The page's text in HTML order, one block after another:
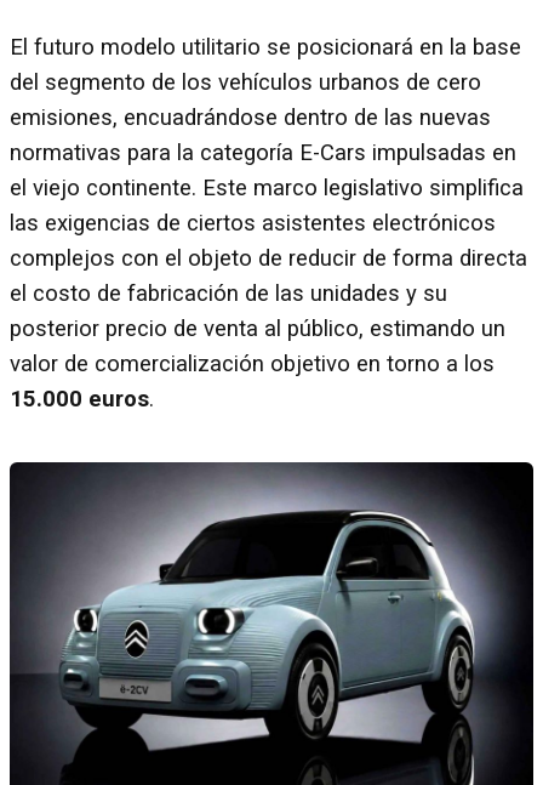
El futuro modelo utilitario se posicionará en la base
del segmento de los vehículos urbanos de cero
emisiones, encuadrándose dentro de las nuevas
normativas para la categoría E-Cars impulsadas en
el viejo continente. Este marco legislativo simplifica
las exigencias de ciertos asistentes electrónicos
complejos con el objeto de reducir de forma directa
el costo de fabricación de las unidades y su
posterior precio de venta al público, estimando un
valor de comercialización objetivo en torno a los
15.000 euros.